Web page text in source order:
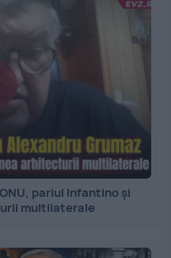
pariul Infantino și
multilaterale